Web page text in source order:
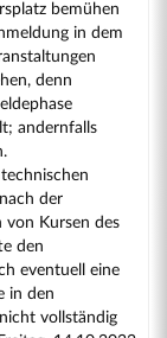
bemühen
in dem
denn
andernfalls
der
von Kursen des
den
eventuell eine
in den
vollständig